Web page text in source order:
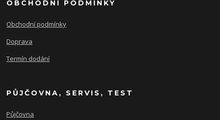
OBCHODNÍ PODMÍNKY
Obchodní podmínky
Doprava
Termín dodání
PŮJČOVNA, SERVIS, TEST
Půjčovna